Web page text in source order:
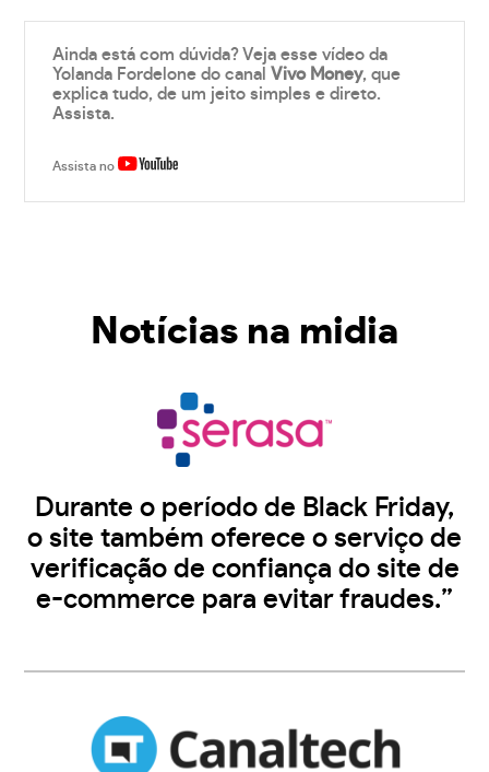
Ainda está com dúvida? Veja esse vídeo da
Yolanda Fordelone do canalVivo Money, que
explica tudo, de um jeito simples e direto.
Assista.
Assista no
Notícias na midia
Durante o período de Black Friday,
o site também oferece o serviço de
verificação de confiança do site de
e-commerce para evitar fraudes.”